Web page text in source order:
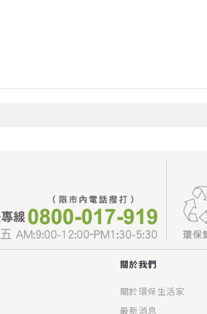
關於我們
關於環保生活家
最新消息